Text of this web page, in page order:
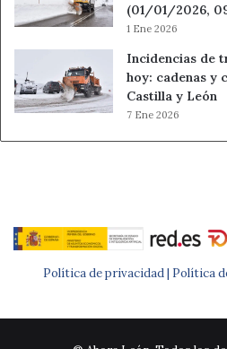
(01/01/2026,
1 Ene 2026
Incidencias de
hoy: cadenas y
Castilla y León
7 Ene 2026
Política de privacidad | Política